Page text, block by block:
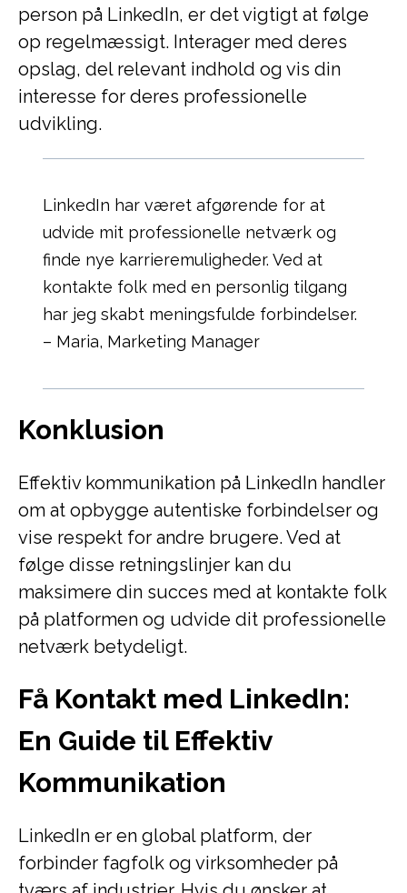
person på LinkedIn, er det vigtigt at følge
op regelmæssigt. Interager med deres
opslag, del relevant indhold og vis din
interesse for deres professionelle
udvikling.
LinkedIn har været afgørende for at
udvide mit professionelle netværk og
finde nye karrieremuligheder. Ved at
kontakte folk med en personlig tilgang
har jeg skabt meningsfulde forbindelser.
– Maria, Marketing Manager
Konklusion
Effektiv kommunikation på LinkedIn handler
om at opbygge autentiske forbindelser og
vise respekt for andre brugere. Ved at
følge disse retningslinjer kan du
maksimere din succes med at kontakte folk
på platformen og udvide dit professionelle
netværk betydeligt.
Få Kontakt med LinkedIn:
En Guide til Effektiv
Kommunikation
LinkedIn er en global platform, der
forbinder fagfolk og virksomheder på